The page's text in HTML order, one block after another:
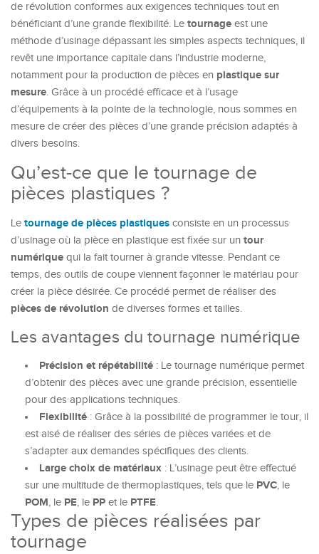
de révolution conformes aux exigences techniques tout en
bénéficiant d’une grande flexibilité. Le tournage est une
méthode d’usinage dépassant les simples aspects techniques, il
revêt une importance capitale dans l’industrie moderne,
notamment pour la production de pièces en plastique sur
mesure. Grâce à un procédé efficace et à l’usage
d’équipements à la pointe de la technologie, nous sommes en
mesure de créer des pièces d’une grande précision adaptés à
divers besoins.
Qu’est-ce que le tournage de
pièces plastiques ?
Le tournage de pièces plastiques consiste en un processus
d’usinage où la pièce en plastique est fixée sur un tour
numérique qui la fait tourner à grande vitesse. Pendant ce
temps, des outils de coupe viennent façonner le matériau pour
créer la pièce désirée. Ce procédé permet de réaliser des
pièces de révolution de diverses formes et tailles.
Les avantages du tournage numérique
Précision et répétabilité : Le tournage numérique permet
d’obtenir des pièces avec une grande précision, essentielle
pour des applications techniques.
Flexibilité : Grâce à la possibilité de programmer le tour, il
est aisé de réaliser des séries de pièces variées et de
s’adapter aux demandes spécifiques des clients.
Large choix de matériaux : L’usinage peut être effectué
sur une multitude de thermoplastiques, tels que le PVC, le
POM, le PE, le PP et le PTFE.
Types de pièces réalisées par
tournage